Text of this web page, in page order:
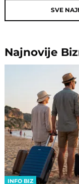
SVE
Najnovije
INFO BIZ